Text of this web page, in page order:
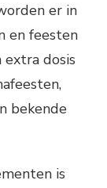
er in
en feesten
extra dosis
bekende
is